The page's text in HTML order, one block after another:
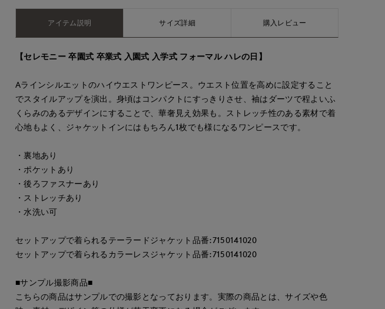
アイテム説明 サイズ詳細 購入レビュー
【セレモニー 卒園式 卒業式 入園式 入学式 フォーマル ハレの日】
Aラインシルエットのハイウエストワンピース。ウエスト位置を高めに設定すること
でスタイルアップを演出。身頃はコンパクトにすっきりさせ、袖はダーツで程よいふ
くらみのあるデザインにすることで、華奢見え効果も。ストレッチ性のある素材で着
心地もよく、ジャケットインにはもちろん1枚でも様になるワンピースです。
・裏地あり
・ポケットあり
・後ろファスナーあり
・ストレッチあり
・水洗い可
セットアップで着られるテーラードジャケット品番:7150141020
セットアップで着られるカラーレスジャケット品番:7150141020
■サンプル撮影商品■
こちらの商品はサンプルでの撮影となっております。実際の商品とは、サイズや色